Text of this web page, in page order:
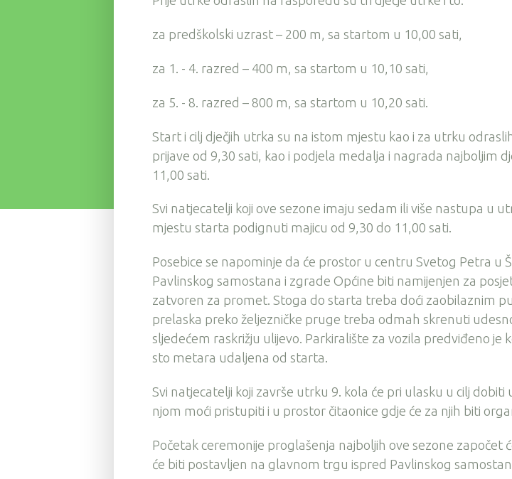
za predškolski uzrast – 200 m, sa startom u 10,00 sati,
za 1. - 4. razred – 400 m, sa startom u 10,10 sati,
za 5. - 8. razred – 800 m, sa startom u 10,20 sati.
Start i cilj dječjih utrka su na istom mjestu kao i za utrku
prijave od 9,30 sati, kao i podjela medalja i nagrada najboljim
11,00 sati.
Svi natjecatelji koji ove sezone imaju sedam ili više nastupa u
mjestu starta podignuti majicu od 9,30 do 11,00 sati.
Posebice se napominje da će prostor u centru Svetog Petra u
Pavlinskog samostana i zgrade Općine biti namijenjen za
zatvoren za promet. Stoga do starta treba doći zaobilaznim
prelaska preko željezničke pruge treba odmah skrenuti
sljedećem raskrižju ulijevo. Parkiralište za vozila predviđeno je
sto metara udaljena od starta.
Svi natjecatelji koji završe utrku 9. kola će pri ulasku u cilj dobiti
njom moći pristupiti i u prostor čitaonice gdje će za njih biti
Početak ceremonije proglašenja najboljih ove sezone započet
će biti postavljen na glavnom trgu ispred Pavlinskog